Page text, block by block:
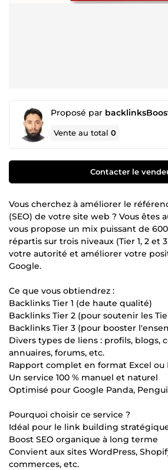
Proposé par
Vente au total0
Contacter le
Vous cherchez à améliorer le
(SEO) de votre site web ? Vous êtes
vous propose un mix puissant de
répartis sur trois niveaux (Tier 1, 2 et
votre autorité et améliorer votre
Google.
Ce que vous obtiendrez :
Backlinks Tier 1 (de haute qualité)
Backlinks Tier 2 (pour soutenir les
Backlinks Tier 3 (pour booster
Divers types de liens : profils, blogs,
annuaires, forums, etc.
Rapport complet en format Excel ou
Un service 100 % manuel et naturel
Optimisé pour Google Panda,
Pourquoi choisir ce service ?
Idéal pour le link building
Boost SEO organique à long terme
Convient aux sites WordPress,
commerces, etc.